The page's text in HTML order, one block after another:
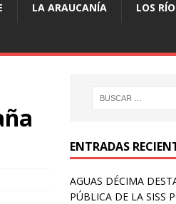
LA ARAUCANÍA LOS
ENTRADAS
AGUAS DÉCIMA
PÚBLICA DE LA SISS